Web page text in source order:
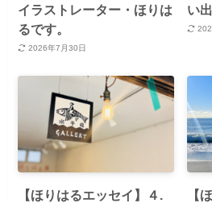
イラストレーター・ほりは
るです。
2026年7月30日
い
【ほりはるエッセイ】４.
【